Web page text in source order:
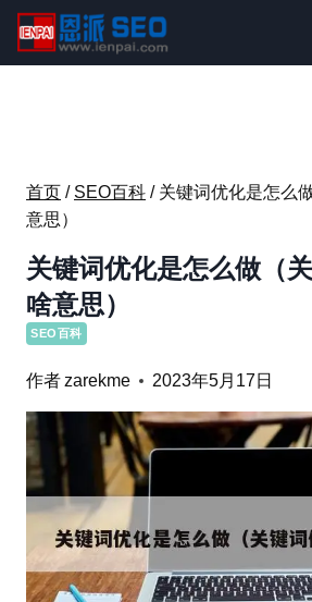
内
首页 / SEO百科 / 关键词优化是怎么
意思）
关键词优化是怎么做（
啥意思）
SEO百科
作者zarekme 2023年5月17日